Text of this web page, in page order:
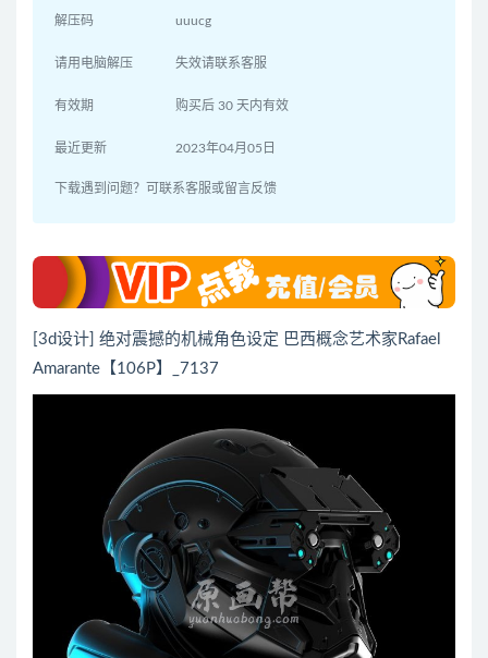
解压码 uuucg
请用电脑解压 失效请联系客服
有效期 购买后 30 天内有效
最近更新 2023年04月05日
下载遇到问题？可联系客服或留言反馈
[3d设计] 绝对震撼的机械角色设定 巴西概念艺术家Rafael
Amarante【106P】_7137